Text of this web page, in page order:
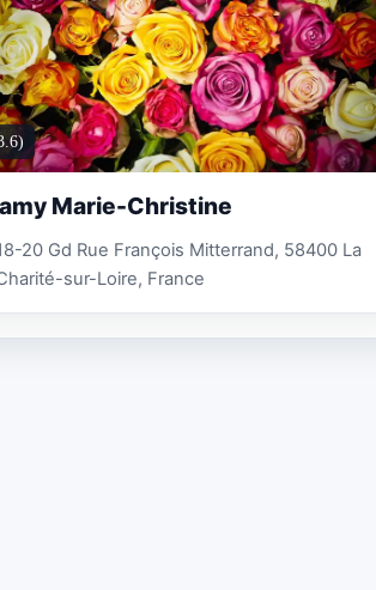
Marie-Christine
20 Gd Rue François Mitterrand, 58400 La
sur-Loire, France